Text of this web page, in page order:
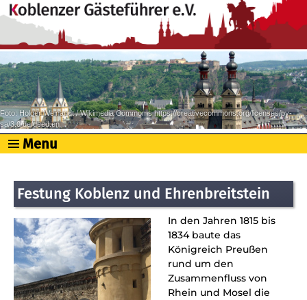
Foto: Holger Weinandt / Wikimedia Commoms https://creativecommons.org/licenses/by-
sa/3.0/de/deed.en
Menu
Festung Koblenz und Ehrenbreitstein
In den Jahren 1815 bis
1834 baute das
Königreich Preußen
rund um den
Zusammenfluss von
Rhein und Mosel die